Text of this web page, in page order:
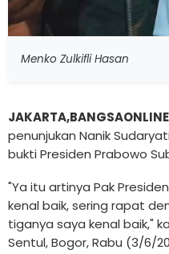
Menko Zulkifli Hasan
penunjukan Nanik
bukti Presiden Prabowo
"Ya itu artinya Pak
kenal baik, sering rapat
tiganya saya kenal baik,"
Sentul, Bogor, Rabu (3/6/